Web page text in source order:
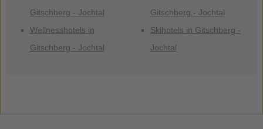
Gitschberg - Jochtal
Wellnesshotels in
Gitschberg - Jochtal
Gitschberg - Jochtal
Skihotels in Gitschberg -
Jochtal